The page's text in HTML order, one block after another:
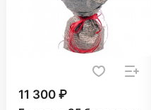
11 300 ₽